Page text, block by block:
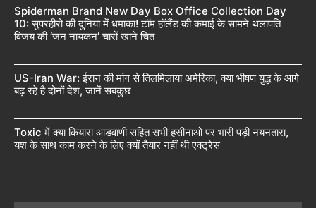
Spiderman Brand New Day Box Office Collection Day
10: सुपरहीरो की दुनिया में धमाका! टॉम हॉलैंड की कमाई के सामने थलापति
विजय की ‘जन नायकन’ चारों खाने चित
US-Iran War: ईरान की मांग से तिलमिलाया अमेरिका, क्या भीषण युद्ध के आगे
बढ़ रहे है दोनों देश, जानें सबकुछ
Toxic में क्या कियारा आडवाणी सहित सभी हसीनाओं पर भारी पड़ी नयनतारा,
यश के साथ काम करने के लिए क्यों तैयार नहीं थी एक्ट्रेस